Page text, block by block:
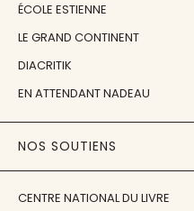
ÉCOLE ESTIENNE
LE GRAND CONTINENT
DIACRITIK
EN ATTENDANT NADEAU
NOS SOUTIENS
CENTRE NATIONAL DU LIVRE